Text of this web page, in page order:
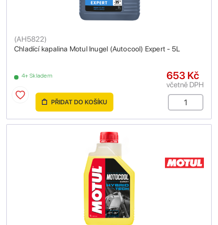
Chladící kapalina Motul Inugel (Autocool) Expert - 5L
(AH5822)
4+ Skladem 653 Kč
včetně DPH
PŘIDAT DO KOŠÍKU